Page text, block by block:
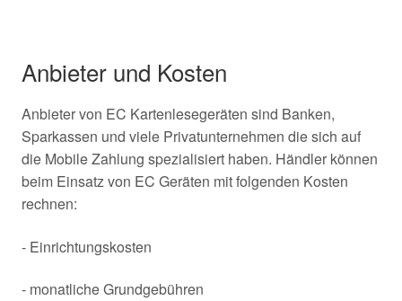
Anbieter und Kosten
Anbieter von EC Kartenlesegeräten sind Banken,
Sparkassen und viele Privatunternehmen die sich auf
die Mobile Zahlung spezialisiert haben. Händler können
beim Einsatz von EC Geräten mit folgenden Kosten
rechnen:
- Einrichtungskosten
- monatliche Grundgebühren